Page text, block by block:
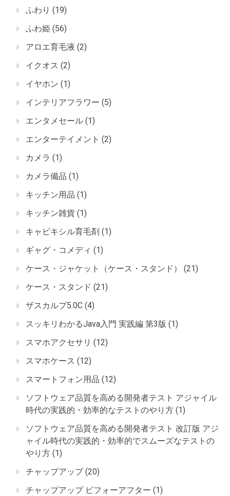
ふわり (19)
ふわ姫 (56)
アロエ育毛液 (2)
イクオス (2)
イヤホン (1)
インテリアフラワー (5)
エンタメセール (1)
エンターテイメント (2)
カメラ (1)
カメラ備品 (1)
キッチン用品 (1)
キッチン雑貨 (1)
キャピキシル育毛剤 (1)
ギャグ・コメディ (1)
ケース・ジャケット（ケース・スタンド）
(21)
ケース・スタンド (21)
ザスカルプ5.0C (4)
スッキリわかるJava入門 実践編 第3版 (1)
スマホアクセサリ (12)
スマホケース (12)
スマートフォン用品 (12)
ソフトウェア品質を高める開発者テスト アジャイル
時代の実践的・効率的なテストのやり方 (1)
ソフトウェア品質を高める開発者テスト 改訂版 アジ
ャイル時代の実践的・効率的でスムーズなテストの
やり方 (1)
チャップアップ(20)
チャップアップ ビフォーアフター (1)